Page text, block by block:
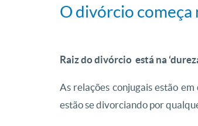
O divórcio começa
Raiz do divórcio está na
As relações conjugais estão
estão se divorciando por